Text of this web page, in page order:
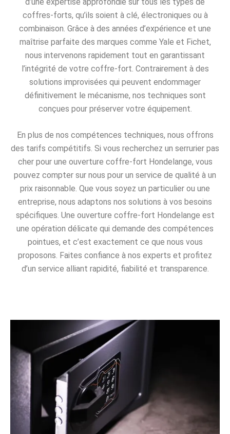
coffres-forts, qu’ils soient à clé, électroniques ou à
combinaison. Grâce à des années d’expérience et une
maîtrise parfaite des marques comme Yale et Fichet,
nous intervenons rapidement tout en garantissant
l’intégrité de votre coffre-fort. Contrairement à des
solutions improvisées qui peuvent endommager
définitivement le mécanisme, nos techniques sont
conçues pour préserver votre équipement.
En plus de nos compétences techniques, nous offrons
des tarifs compétitifs. Si vous recherchez un serrurier pas
cher pour une ouverture coffre-fort Hondelange, vous
pouvez compter sur nous pour un service de qualité à un
prix raisonnable. Que vous soyez un particulier ou une
entreprise, nous adaptons nos solutions à vos besoins
spécifiques. Une ouverture coffre-fort Hondelange est
une opération délicate qui demande des compétences
pointues, et c’est exactement ce que nous vous
proposons. Faites confiance à nos experts et profitez
d’un service alliant rapidité, fiabilité et transparence.